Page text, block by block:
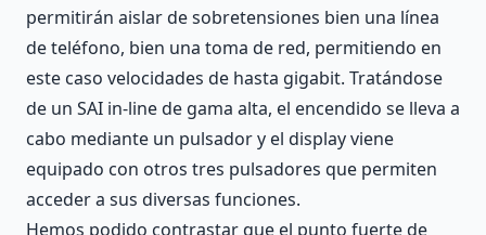
permitirán aislar de sobretensiones bien una línea
de teléfono, bien una toma de red, permitiendo en
este caso velocidades de hasta gigabit. Tratándose
de un SAI in-line de gama alta, el encendido se lleva a
cabo mediante un pulsador y el display viene
equipado con otros tres pulsadores que permiten
acceder a sus diversas funciones.
Hemos podido contrastar que el punto fuerte de